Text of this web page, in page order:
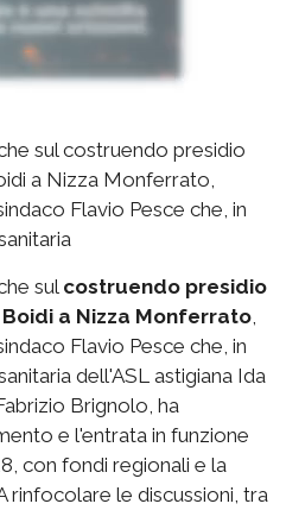
sul costruendo presidio
a Nizza Monferrato,
Flavio Pesce che, in
sul costruendo presidio
a Nizza Monferrato
Flavio Pesce che, in
dell'ASL astigiana Ida
Brignolo, ha
e l'entrata in funzione
con fondi regionali e la
rinfocolare le discussioni, tra